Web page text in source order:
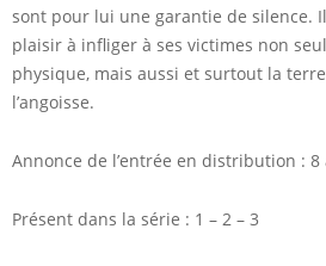
sont pour lui une garantie de silence.
plaisir à infliger à ses victimes non
physique, mais aussi et surtout la
l’angoisse.
Annonce de l’entrée en distribution : 8
Présent dans la série : 1 – 2 – 3